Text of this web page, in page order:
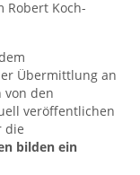
Robert Koch-
Übermittlung an
von den
veröffentlichen
die
bilden ein